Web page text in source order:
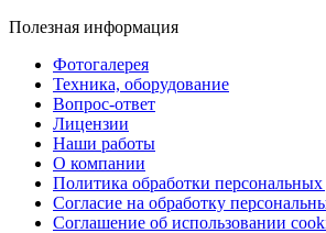
Полезная информация
Фотогалерея
Техника, оборудование
Вопрос-ответ
Лицензии
Наши работы
О компании
Политика обработки
Согласие на обработку
Соглашение об использовании